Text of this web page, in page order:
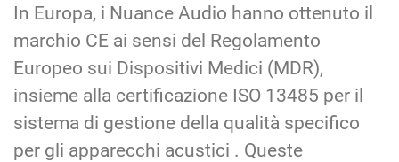
In Europa, i Nuance Audio hanno ottenuto il
marchio CE ai sensi del Regolamento
Europeo sui Dispositivi Medici (MDR),
insieme alla certificazione ISO 13485 per il
sistema di gestione della qualità specifico
per gli apparecchi acustici . Queste